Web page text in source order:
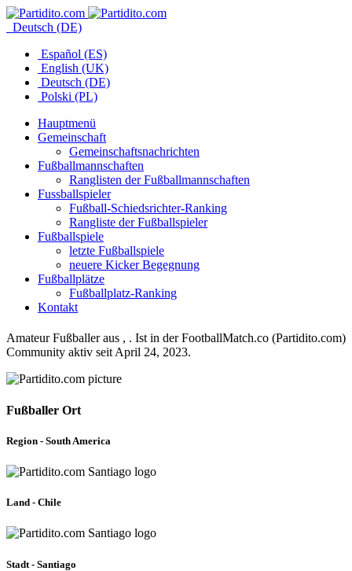
Deutsch (DE)
Español (ES)
English (UK)
Deutsch (DE)
Polski (PL)
Hauptmenü
Gemeinschaft
Gemeinschaftsnachrichten
Fußballmannschaften
Ranglisten der Fußballmannschaften
Fussballspieler
Fußball-Schiedsrichter-Ranking
Rangliste der Fußballspieler
Fußballspiele
letzte Fußballspiele
neuere Kicker Begegnung
Fußballplätze
Fußballplatz-Ranking
Kontakt
Amateur Fußballer aus , . Ist in der FootballMatch.co (Partidito.com)
Community aktiv seit April 24, 2023.
Fußballer Ort
Region - South America
Land - Chile
Stadt - Santiago